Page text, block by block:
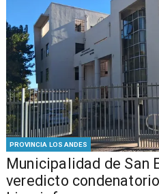
PROVINCIA LOS ANDES
Municipalidad de San
veredicto